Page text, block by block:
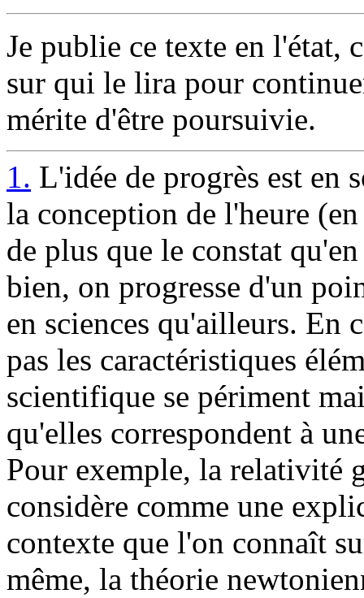
Je publie ce texte en l'état,
sur qui le lira pour
mérite d'être poursuivie.
1. L'idée de progrès est en
la conception de l'heure
de plus que le constat
bien, on progresse d'un
en sciences qu'ailleurs. En
pas les caractéristiques
scientifique se périment
qu'elles correspondent à
Pour exemple, la relativité
considère comme une
contexte que l'on connaît
même, la théorie